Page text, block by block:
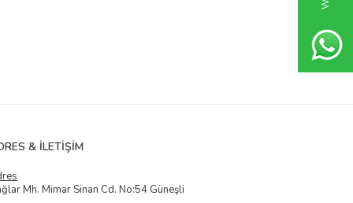
& İLETIŞIM
Mh. Mimar Sinan Cd. No:54 Güneşli